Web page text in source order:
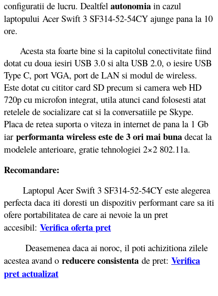
configuratii de lucru. Dealtfel autonomia in cazul
laptopului Acer Swift 3 SF314-52-54CY ajunge pana la 10
ore.
Acesta sta foarte bine si la capitolul conectivitate fiind
dotat cu doua iesiri USB 3.0 si alta USB 2.0, o iesire USB
Type C, port VGA, port de LAN si modul de wireless.
Este dotat cu cititor card SD precum si camera web HD
720p cu microfon integrat, utila atunci cand folosesti atat
retelele de socializare cat si la conversatiile pe Skype.
Placa de retea suporta o viteza in internet de pana la 1 Gb
iar performanta wireless este de 3 ori mai buna decat la
modelele anterioare, gratie tehnologiei 2×2 802.11a.
Recomandare:
Laptopul Acer Swift 3 SF314-52-54CY este alegerea
perfecta daca iti doresti un dispozitiv performant care sa iti
ofere portabilitatea de care ai nevoie la un pret
accesibil: Verifica oferta pret
Deasemenea daca ai noroc, il poti achizitiona zilele
acestea avand o reducere consistenta de pret: Verifica
pret actualizat